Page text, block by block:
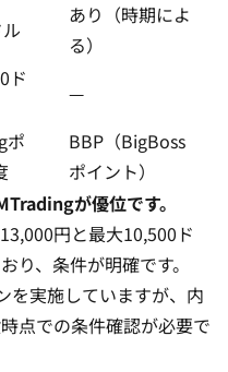
あり（時期によ
る）
ド
—
ポ
BBP（BigBoss
ポイント）
が優位です。
円と最大10,500ド
り、条件が明確です。
を実施していますが、内
点での条件確認が必要で